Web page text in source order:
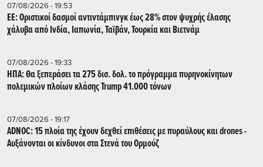
07/08/2026 - 19:53
ΕΕ: Οριστικοί δασμοί αντιντάμπινγκ έως 28% στον ψυχρής έλασης
χάλυβα από Ινδία, Ιαπωνία, Ταϊβάν, Τουρκία και Βιετνάμ
07/08/2026 - 19:33
ΗΠΑ: Θα ξεπεράσει τα 275 δισ. δολ. το πρόγραμμα πυρηνοκίνητων
πολεμικών πλοίων κλάσης Trump 41.000 τόνων
07/08/2026 - 19:17
ADNOC: 15 πλοία της έχουν δεχθεί επιθέσεις με πυραύλους και drones -
Aυξάνονται οι κίνδυνοι στα Στενά του Ορμούζ